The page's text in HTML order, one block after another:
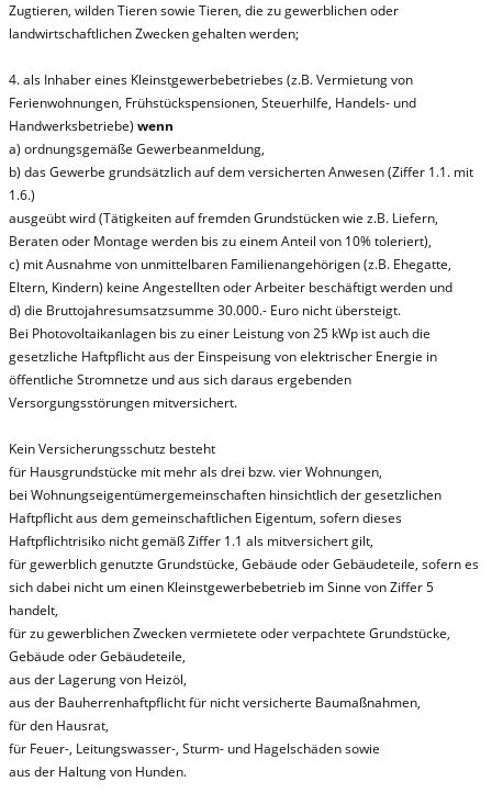
Zugtieren, wilden Tieren sowie Tieren, die zu gewerblichen oder
landwirtschaftlichen Zwecken gehalten werden;
4. als Inhaber eines Kleinstgewerbebetriebes (z.B. Vermietung von
Ferienwohnungen, Frühstückspensionen, Steuerhilfe, Handels- und
Handwerksbetriebe) wenn
a) ordnungsgemäße Gewerbeanmeldung,
b) das Gewerbe grundsätzlich auf dem versicherten Anwesen (Ziffer 1.1. mit
1.6.)
ausgeübt wird (Tätigkeiten auf fremden Grundstücken wie z.B. Liefern,
Beraten oder Montage werden bis zu einem Anteil von 10% toleriert),
c) mit Ausnahme von unmittelbaren Familienangehörigen (z.B. Ehegatte,
Eltern, Kindern) keine Angestellten oder Arbeiter beschäftigt werden und
d) die Bruttojahresumsatzsumme 30.000.- Euro nicht übersteigt.
Bei Photovoltaikanlagen bis zu einer Leistung von 25 kWp ist auch die
gesetzliche Haftpflicht aus der Einspeisung von elektrischer Energie in
öffentliche Stromnetze und aus sich daraus ergebenden
Versorgungsstörungen mitversichert.
Kein Versicherungsschutz besteht
für Hausgrundstücke mit mehr als drei bzw. vier Wohnungen,
bei Wohnungseigentümergemeinschaften hinsichtlich der gesetzlichen
Haftpflicht aus dem gemeinschaftlichen Eigentum, sofern dieses
Haftpflichtrisiko nicht gemäß Ziffer 1.1 als mitversichert gilt,
für gewerblich genutzte Grundstücke, Gebäude oder Gebäudeteile, sofern es
sich dabei nicht um einen Kleinstgewerbebetrieb im Sinne von Ziffer 5
handelt,
für zu gewerblichen Zwecken vermietete oder verpachtete Grundstücke,
Gebäude oder Gebäudeteile,
aus der Lagerung von Heizöl,
aus der Bauherrenhaftpflicht für nicht versicherte Baumaßnahmen,
für den Hausrat,
für Feuer-, Leitungswasser-, Sturm- und Hagelschäden sowie
aus der Haltung von Hunden.